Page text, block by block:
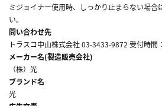
ミジョイナー使用時、しっかり止まらない場合
い。
問い合わせ先
トラスコ中山株式会社 03-3433-9872 受付時間
メーカー名(製造販売会社)
（株）光
ブランド名
光